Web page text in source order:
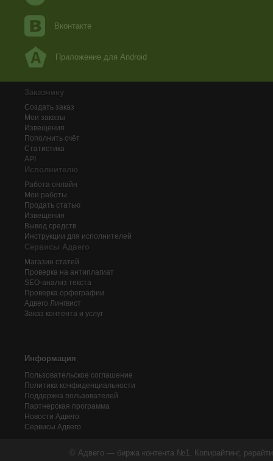
Вконтакте
Приложение для Android
Заказчику
Создать заказ
Мои заказы
Извещения
Пополнить счёт
Статистика
API
Исполнителю
Работа онлайн
Мои работы
Продать статью
Извещения
Вывод средств
Инструкции для исполнителей
Сервисы Адвего
Магазин статей
Проверка на антиплагиат
SEO-анализ текста
Проверка орфографии
Адвего Лингвист
Заказ контента и услуг
Информация
Пользовательское соглашение
Политика конфиденциальности
Поддержка пользователей
Партнерская программа
Новости Адвего
Сервисы Адвего
© Адвего — биржа контента №1. Копирайтинг,